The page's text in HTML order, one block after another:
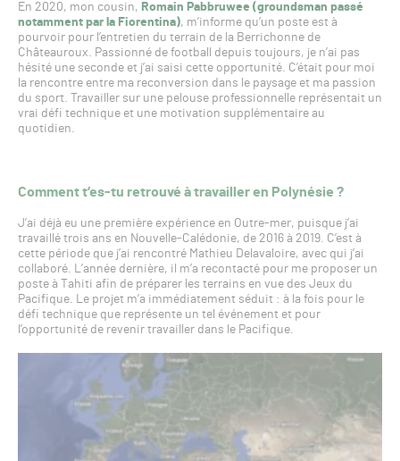
En 2020, mon cousin, Romain Pabbruwee (groundsman passé
notamment par la Fiorentina), m’informe qu’un poste est à
pourvoir pour l’entretien du terrain de la Berrichonne de
Châteauroux. Passionné de football depuis toujours, je n’ai pas
hésité une seconde et j’ai saisi cette opportunité. C’était pour moi
la rencontre entre ma reconversion dans le paysage et ma passion
du sport. Travailler sur une pelouse professionnelle représentait un
vrai défi technique et une motivation supplémentaire au
quotidien.
Comment t’es-tu retrouvé à travailler en Polynésie ?
J’ai déjà eu une première expérience en Outre-mer, puisque j’ai
travaillé trois ans en Nouvelle-Calédonie, de 2016 à 2019. C’est à
cette période que j’ai rencontré Mathieu Delavaloire, avec qui j’ai
collaboré. L’année dernière, il m’a recontacté pour me proposer un
poste à Tahiti afin de préparer les terrains en vue des Jeux du
Pacifique. Le projet m’a immédiatement séduit : à la fois pour le
défi technique que représente un tel événement et pour
l’opportunité de revenir travailler dans le Pacifique.